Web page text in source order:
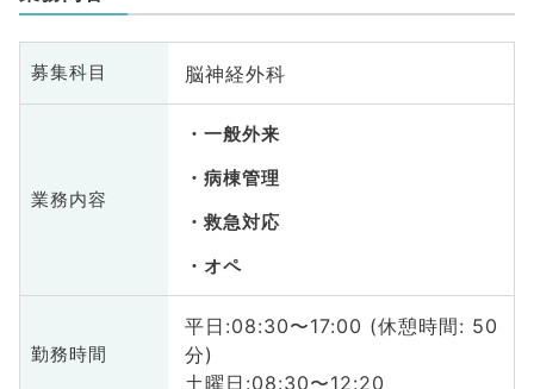
募集科目 脳神経外科
業務内容
一般外来
病棟管理
救急対応
オペ
勤務時間
平日:08:30〜17:00 (休憩時間: 50
分)
土曜日:08:30〜12:20